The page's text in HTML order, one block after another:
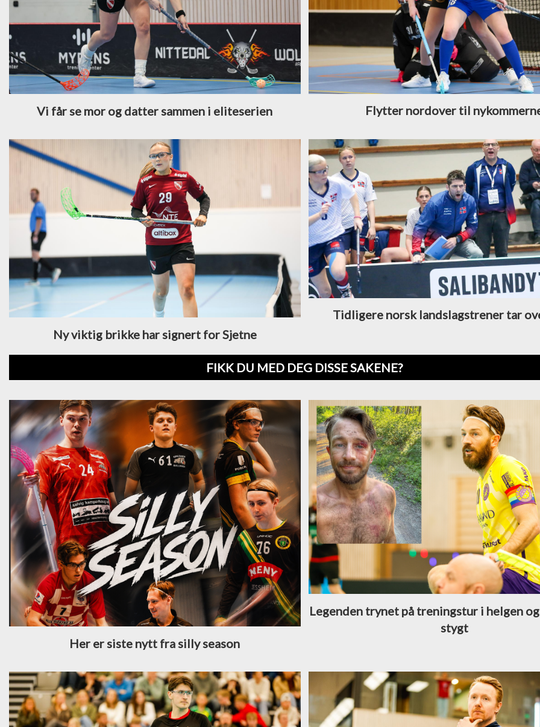
Vi får se mor og datter sammen i eliteserien Flytter nordover til
Ny viktig brikke har signert for Sjetne
Tidligere norsk landslagstrener tar
FIKK DU MED DEG DISSE SAKENE?
Her er siste nytt fra silly season
Legenden trynet på treningstur i helgen
stygt